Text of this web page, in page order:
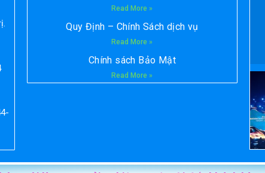
Read More »
Quy Định – Chính Sách dịch vụ
Read More »
Chính sách Bảo Mật
Read More »